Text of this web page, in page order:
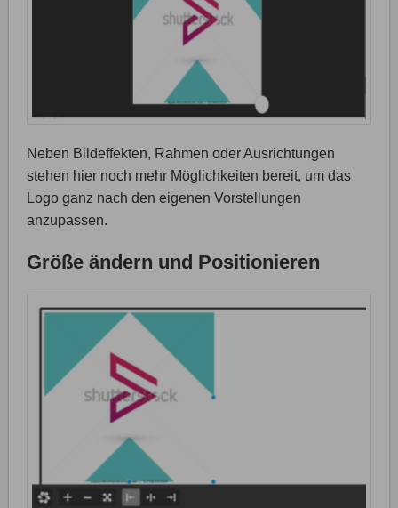
Neben Bildeffekten, Rahmen oder Ausrichtungen
stehen hier noch mehr Möglichkeiten bereit, um das
Logo ganz nach den eigenen Vorstellungen
anzupassen.
Größe ändern und Positionieren